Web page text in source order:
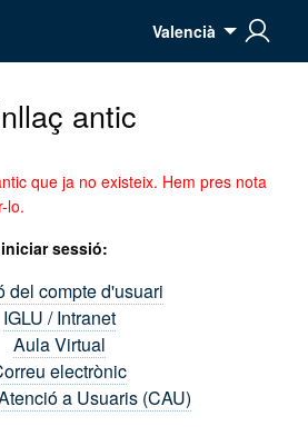
Valencià
antic
que ja no existeix. Hem pres nota
lo.
sessió:
del compte d'usuari
IGLU / Intranet
Aula Virtual
electrònic
a Usuaris (CAU)